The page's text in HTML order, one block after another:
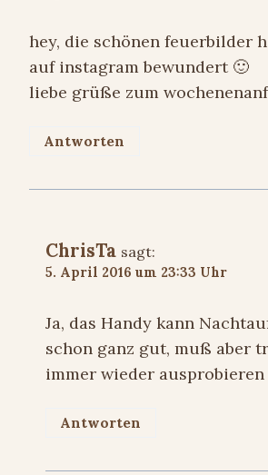
hey, die schönen feuerbilder
auf instagram bewundert 🙂
liebe grüße zum
Antworten
ChrisTa sagt:
5. April 2016 um 23:33 Uhr
Ja, das Handy kann
schon ganz gut, muß aber
immer wieder ausprobieren
Antworten